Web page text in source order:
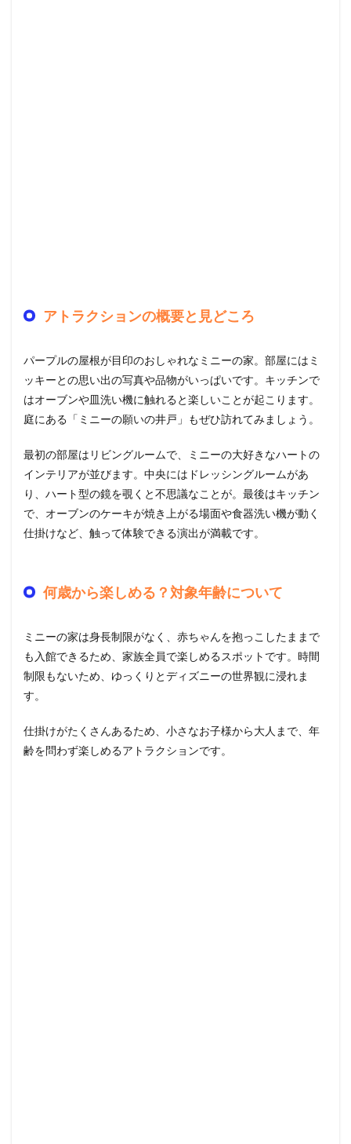
アトラクションの概要と見どころ
パープルの屋根が目印のおしゃれなミニーの家。部屋にはミ
ッキーとの思い出の写真や品物がいっぱいです。キッチンで
はオーブンや皿洗い機に触れると楽しいことが起こります。
庭にある「ミニーの願いの井戸」もぜひ訪れてみましょう。
最初の部屋はリビングルームで、ミニーの大好きなハートの
インテリアが並びます。中央にはドレッシングルームがあ
り、ハート型の鏡を覗くと不思議なことが。最後はキッチン
で、オーブンのケーキが焼き上がる場面や食器洗い機が動く
仕掛けなど、触って体験できる演出が満載です。
何歳から楽しめる？対象年齢について
ミニーの家は身長制限がなく、赤ちゃんを抱っこしたままで
も入館できるため、家族全員で楽しめるスポットです。時間
制限もないため、ゆっくりとディズニーの世界観に浸れま
す。
仕掛けがたくさんあるため、小さなお子様から大人まで、年
齢を問わず楽しめるアトラクションです。